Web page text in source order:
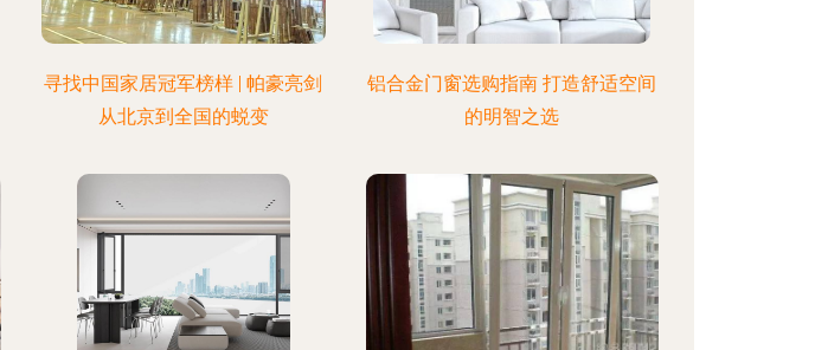
寻找中国家居冠军榜样 | 帕豪亮剑
从北京到全国的蜕变
铝合金门窗选购指南 打造舒适空间
的明智之选